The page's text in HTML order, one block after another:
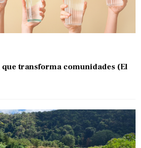
que transforma comunidades (El